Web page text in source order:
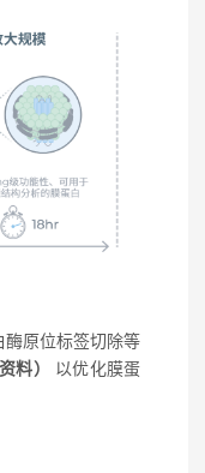
原位标签切除等
料）
以优化膜蛋